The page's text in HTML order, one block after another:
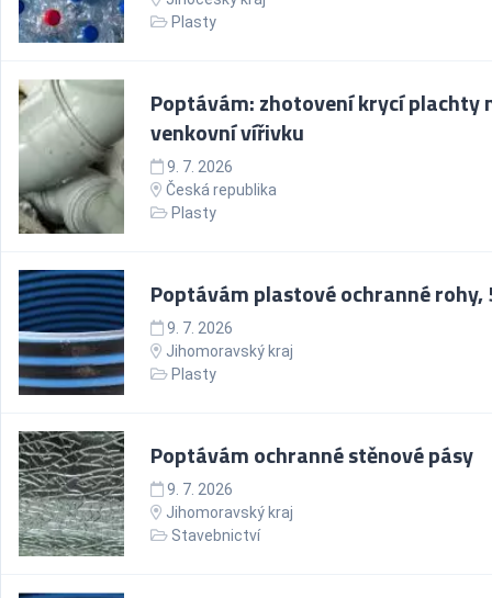
Plasty
Poptávám: zhotovení krycí plachty
venkovní vířivku
9. 7. 2026
Česká republika
Plasty
Poptávám plastové ochranné rohy,
9. 7. 2026
Jihomoravský kraj
Plasty
Poptávám ochranné stěnové pásy
9. 7. 2026
Jihomoravský kraj
Stavebnictví